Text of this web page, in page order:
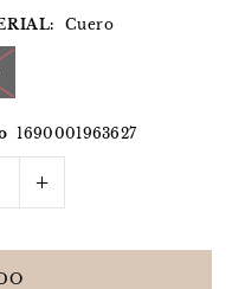
Cuero
1690001963627
+